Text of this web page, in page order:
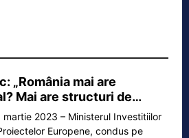
„România mai are
Mai are structuri de…
martie 2023 – Ministerul Investitiilor
Europene, condus pe